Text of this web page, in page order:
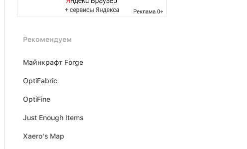
Рекомендуем
Майнкрафт Forge
OptiFabric
OptiFine
Just Enough Items
Xаero's Mаp